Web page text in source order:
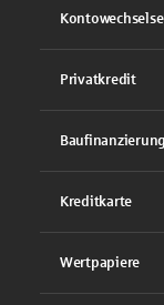
Privatkredit
Baufinanzierung
Kreditkarte
Wertpapiere